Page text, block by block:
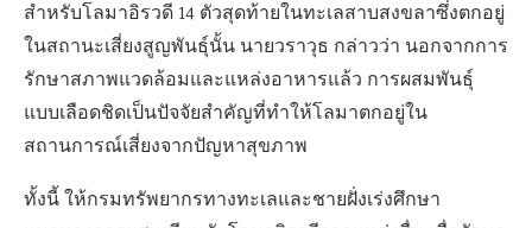
สำหรับโลมาอิรวดี 14 ตัวสุดท้ายในทะเลสาบสงขลาซึ่งตกอยู่
ในสถานะเสี่ยงสูญพันธุ์นั้น นายวราวุธ กล่าวว่า นอกจากการ
รักษาสภาพแวดล้อมและแหล่งอาหารแล้ว การผสมพันธุ์
แบบเลือดชิดเป็นปัจจัยสำคัญที่ทำให้โลมาตกอยู่ใน
สถานการณ์เสี่ยงจากปัญหาสุขภาพ
ทั้งนี้ ให้กรมทรัพยากรทางทะเลและชายฝั่งเร่งศึกษา